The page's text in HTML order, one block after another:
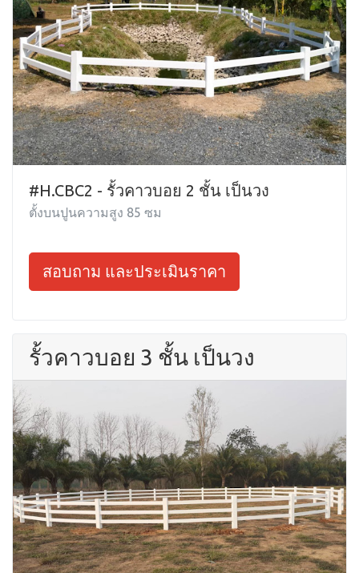
#H.CBC2 - รั้วคาวบอย 2 ชั้น เป็นวง
ตั้งบนปูนความสูง 85 ซม
สอบถาม และประเมินราคา
รั้วคาวบอย 3 ชั้น เป็นวง